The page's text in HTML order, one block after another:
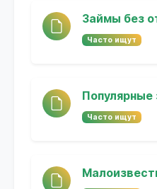
Займы без
Часто ищут
Часто ищут